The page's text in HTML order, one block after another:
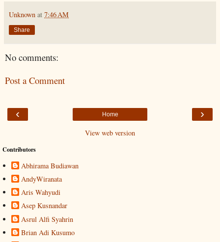
Unknown at 7:46 AM
Share
No comments:
Post a Comment
‹ ›
Home
View web version
Contributors
Abhirama Budiawan
AndyWiranata
Aris Wahyudi
Asep Kusnandar
Asrul Alfi Syahrin
Brian Adi Kusumo